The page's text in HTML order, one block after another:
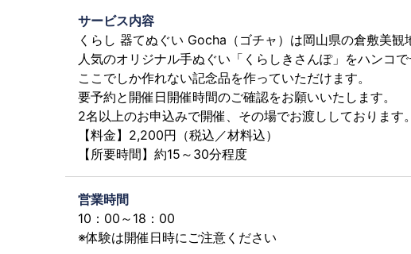
サービス内容
くらし 器てぬぐい Gocha（ゴチャ）は岡山県の倉敷美観
人気のオリジナル手ぬぐい「くらしきさんぽ」をハンコで
ここでしか作れない記念品を作っていただけます。
要予約と開催日開催時間のご確認をお願いいたします。
2名以上のお申込みで開催、その場でお渡ししております。
【料金】2,200円（税込／材料込）
【所要時間】約15～30分程度
営業時間
10：00～18：00
※体験は開催日時にご注意ください